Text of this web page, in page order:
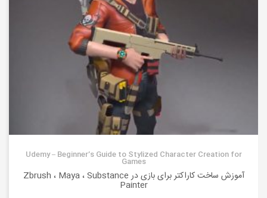
Udemy – Beginner’s Guide to Stylized Character Creation for
Games
آموزش ساخت کاراکتر برای بازی در Zbrush ، Maya ، Substance
Painter